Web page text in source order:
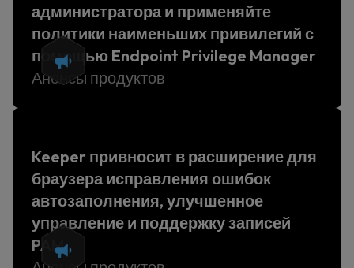
администратора и применяйте
политики наименьших привилегий с
помощью Endpoint Privilege Manager
Анонсы продуктов
Keeper привносит в расширение для
браузера исправления ошибок
автозаполнения, улучшенное
управление и поддержку записей
PAM